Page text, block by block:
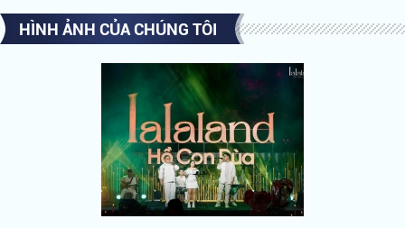
QUẬN 2
NHỮNG LÝ DO NÊN CHỌN TỔ HỢP ẨM THỰC BÌNH KHÁNH BY NIGHT LÀM
AI ĐỨNG SAU TỔ HỢP ĂN UỐNG GIẢI TRÍ XUẤT HIỆN RẦM RỘ TẠI SÀI GÒN
HỒ BƠI ĐỘC NHẤT VÔ NHỊ TẠI NOVAHILLS MŨI NÉ RESORT & VILLAS
NOVALAND VINH DANH TẠI VIETNAM HR AWARDS 2018
CĂN HỘ HẠNG SANG - ĐIỂM SÁNG NỔI BẬT CỦA QUẬN 1
NOVALAND HỢP TÁC CHIẾN LƯỢC CÙNG MINOR HOTELS & NHÀ THIẾT KẾ
SÂN GOLF LỪNG DANH GREG NORMAN
HÌNH ẢNH CỦA CHÚNG TÔI